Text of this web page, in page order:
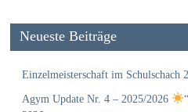
Neueste Beiträge
Einzelmeisterschaft im Schulschach
Agym Update Nr. 4 – 2025/2026